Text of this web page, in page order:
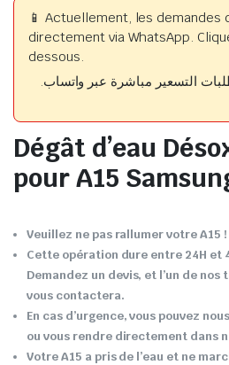
📱 Actuellement, les
directement via WhatsApp.
dessous.
التسعير مباشرة عبر واتساب.
Dégât d’eau
pour A15
Veuillez ne pas rallumer votre A15 !
Cette opération dure entre 24H et
Demandez un devis, et l’un de
vous contactera.
En cas d’urgence, vous pouvez
ou vous rendre directement dans
Votre A15 a pris de l’eau et ne